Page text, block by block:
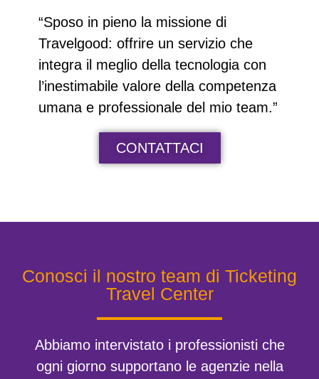
“Sposo in pieno la missione di
Travelgood: offrire un servizio che
integra il meglio della tecnologia con
l’inestimabile valore della competenza
umana e professionale del mio team.”
CONTATTACI
Conosci il nostro team di Ticketing
Travel Center
Abbiamo intervistato i professionisti che
ogni giorno supportano le agenzie nella